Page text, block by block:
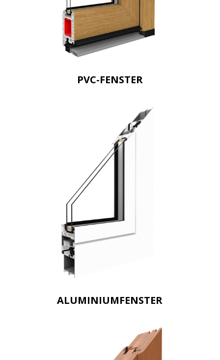
PVC-FENSTER
ALUMINIUMFENSTER